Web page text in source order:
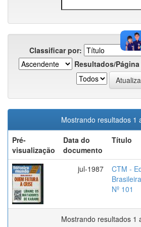
Classificar por:
Resultados/Página
Mostrando resultados 1
Pré-
visualização
Data do
documento
Título
jul-1987
CTM -
Nº 101
Mostrando resultados 1